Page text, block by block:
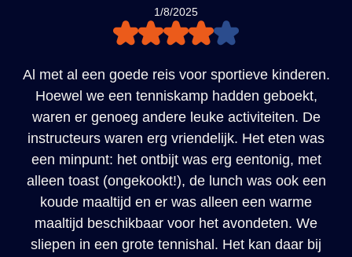
1/8/2025
Al met al een goede reis voor sportieve kinderen.
Hoewel we een tenniskamp hadden geboekt,
waren er genoeg andere leuke activiteiten. De
instructeurs waren erg vriendelijk. Het eten was
een minpunt: het ontbijt was erg eentonig, met
alleen toast (ongekookt!), de lunch was ook een
koude maaltijd en er was alleen een warme
maaltijd beschikbaar voor het avondeten. We
sliepen in een grote tennishal. Het kan daar bij